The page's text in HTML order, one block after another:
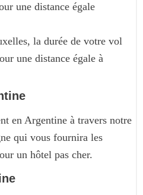
une distance égale
la durée de votre vol
une distance égale à
en Argentine à travers notre
qui vous fournira les
un hôtel pas cher.